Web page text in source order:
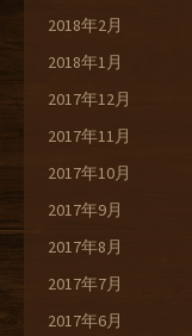
2018年2月
2018年1月
2017年12月
2017年11月
2017年10月
2017年9月
2017年8月
2017年7月
2017年6月